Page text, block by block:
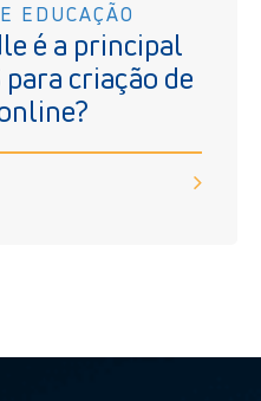
EDUCAÇÃO
é a principal
criação de